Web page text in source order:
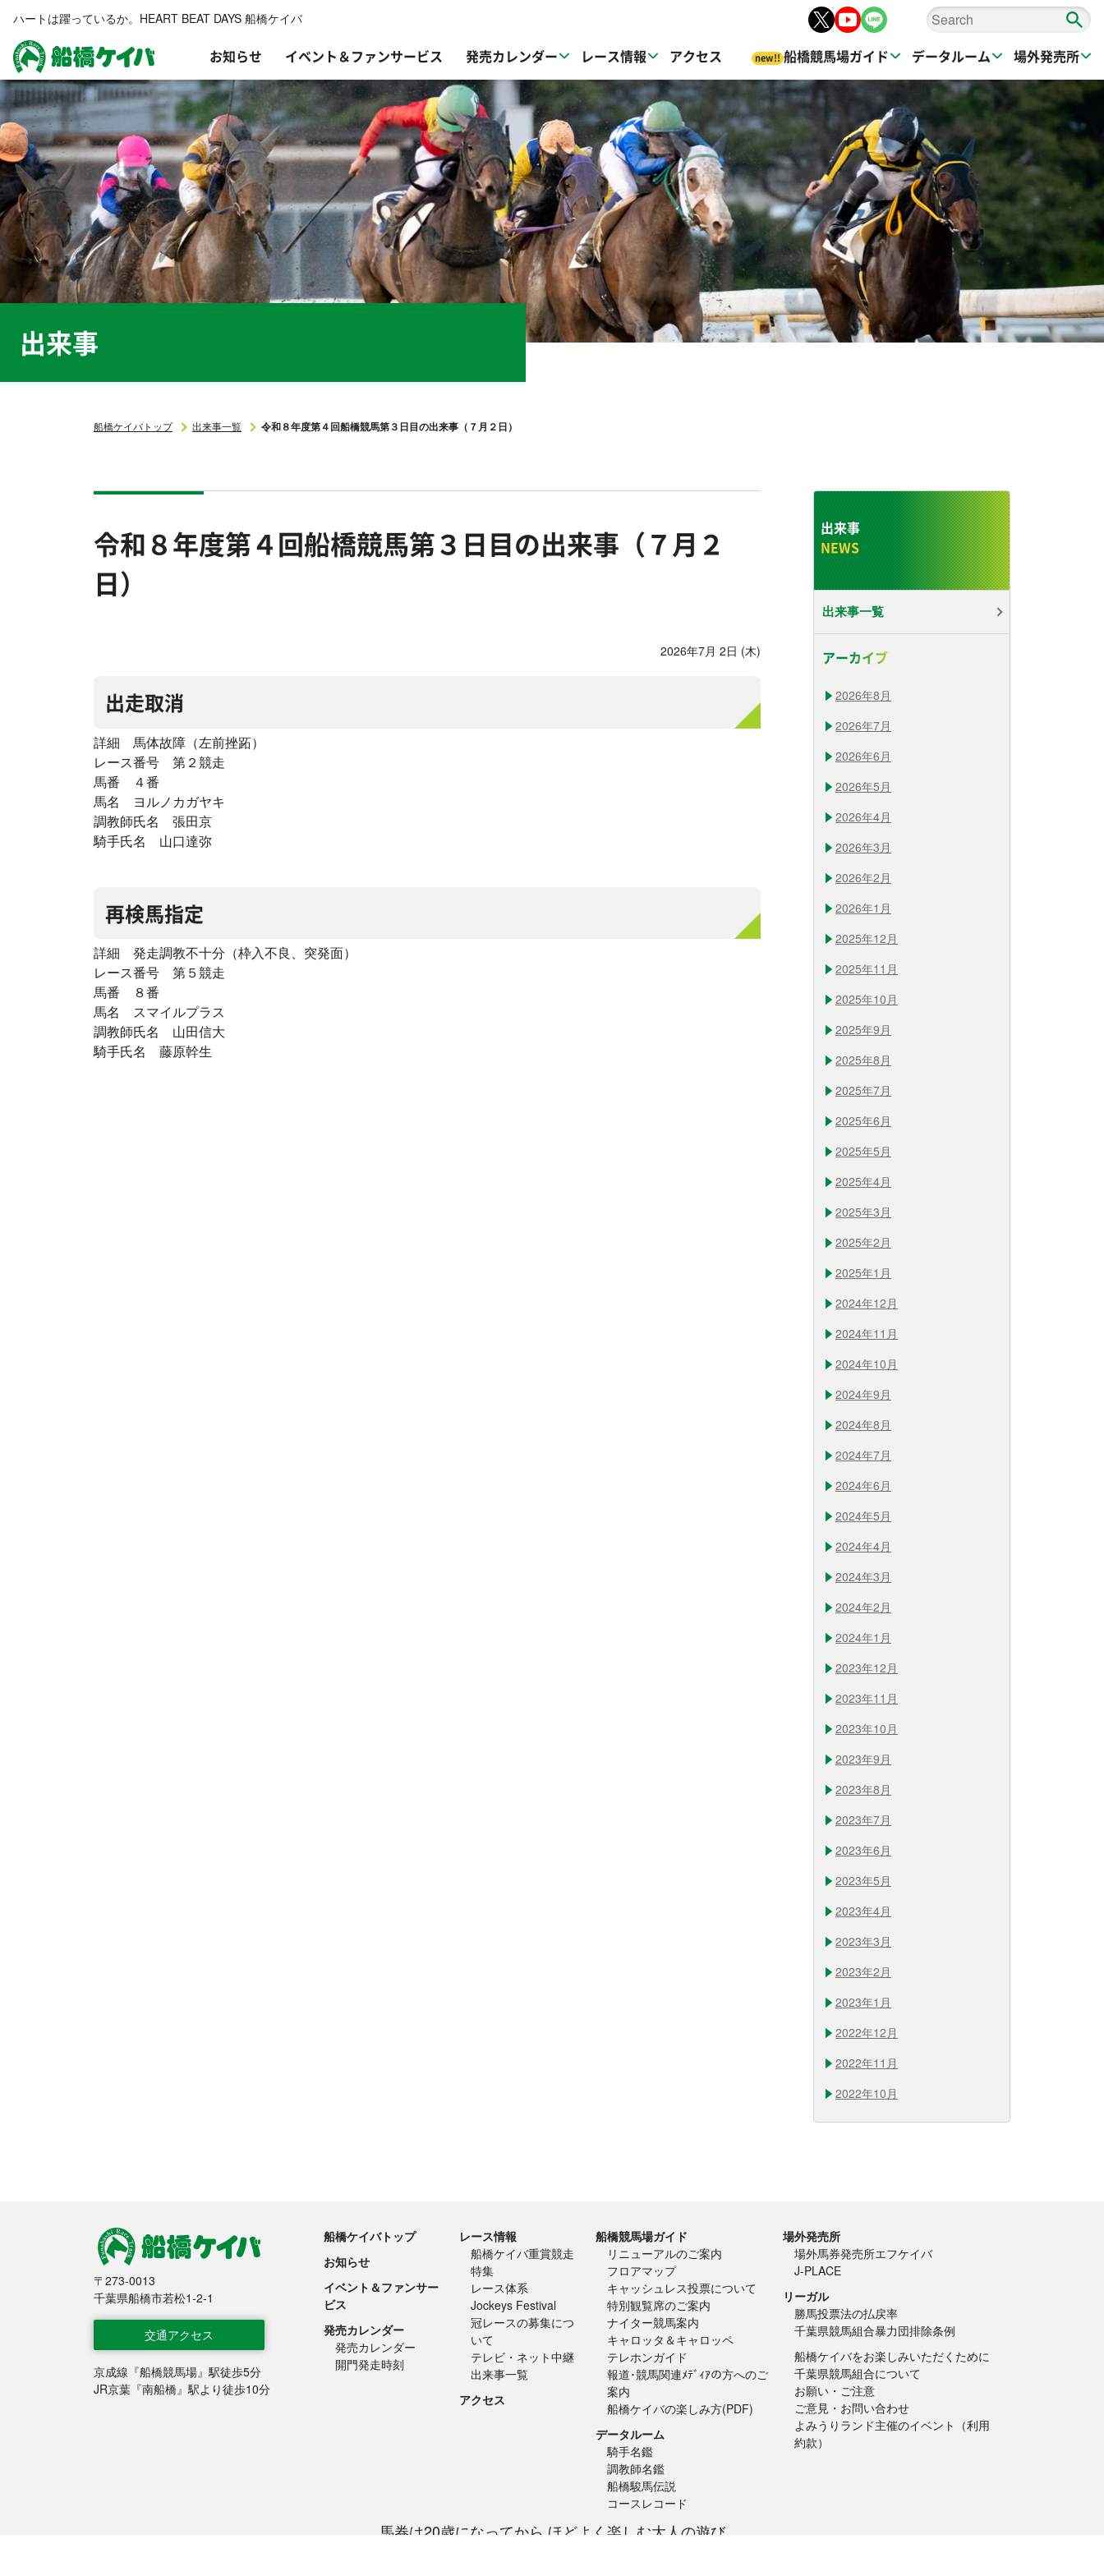
船橋ケイバ
お知らせ イベント＆ファンサービス 発売カレンダー レース情報 アクセス new!! 船橋競馬場ガイド データルーム 場外発売所
ハートは躍っているか。HEART BEAT DAYS 船橋ケイバ
出来事
船橋ケイバトップ 出来事一覧 令和８年度第４回船橋競馬第３日目の出来事（７月２日）
令和８年度第４回船橋競馬第３日目の出来事（７月２
日）
2026年7月 2日 (木)
出走取消
詳細 馬体故障（左前挫跖）
レース番号 第２競走
馬番 ４番
馬名 ヨルノカガヤキ
調教師氏名 張田京
騎手氏名 山口達弥
再検馬指定
詳細 発走調教不十分（枠入不良、突発面）
レース番号 第５競走
馬番 ８番
馬名 スマイルプラス
調教師氏名 山田信大
騎手氏名 藤原幹生
出来事
出来事一覧
アーカイブ
2026年8月
2026年7月
2026年6月
2026年5月
2026年4月
2026年3月
2026年2月
2026年1月
2025年12月
2025年11月
2025年10月
2025年9月
2025年8月
2025年7月
2025年6月
2025年5月
2025年4月
2025年3月
2025年2月
2025年1月
2024年12月
2024年11月
2024年10月
2024年9月
2024年8月
2024年7月
2024年6月
2024年5月
2024年4月
2024年3月
2024年2月
2024年1月
2023年12月
2023年11月
2023年10月
2023年9月
2023年8月
2023年7月
2023年6月
2023年5月
2023年4月
2023年3月
2023年2月
2023年1月
2022年12月
2022年11月
2022年10月
船橋競馬
〒273-0013
千葉県船橋市若松1-2-1
交通アクセス
京成線『船橋競馬場』駅徒歩5分
JR京葉『南船橋』駅より徒歩10分
船橋ケイバトップ
お知らせ
イベント＆ファンサー
ビス
発売カレンダー
発売カレンダー
開門発走時刻
レース情報
船橋ケイバ重賞競走
特集
レース体系
Jockeys Festival
冠レースの募集につ
いて
テレビ・ネット中継
出来事一覧
アクセス
船橋競馬場ガイド
リニューアルのご案内
フロアマップ
キャッシュレス投票について
特別観覧席のご案内
ナイター競馬案内
キャロッタ＆キャロッペ
テレホンガイド
報道･競馬関連ﾒﾃﾞｨｱの方へのご
案内
船橋ケイバの楽しみ方(PDF)
データルーム
騎手名鑑
調教師名鑑
船橋駿馬伝説
コースレコード
場外発売所
場外馬券発売所エフケイバ
J-PLACE
リーガル
勝馬投票法の払戻率
千葉県競馬組合暴力団排除条例
船橋ケイバをお楽しみいただくために
千葉県競馬組合について
お願い・ご注意
ご意見・お問い合わせ
よみうりランド主催のイベント（利用
約款）
馬券は20歳になってから ほどよく楽しむ大人の遊び